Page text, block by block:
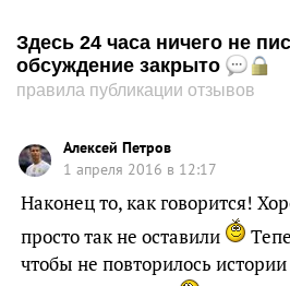
Здесь 24 часа ничего не
обсуждение закрыто
правила публикации отзывов
Алексей Петров
1 апреля 2016 в 12:17
Наконец то, как говорится!
просто так не оставили
чтобы не повторилось